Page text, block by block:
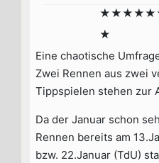
★
Eine chaotische
Zwei Rennen aus zwei
Tippspielen stehen zur
Da der Januar schon
Rennen bereits am
bzw. 22.Januar (TdU)